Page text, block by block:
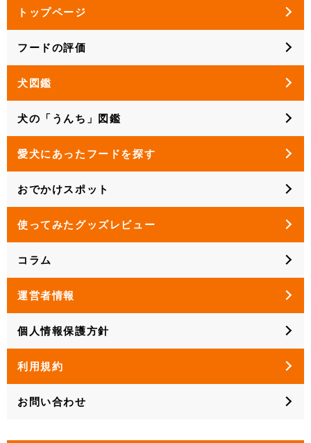
トップページ
フードの評価
犬図鑑
犬の「うんち」図鑑
愛犬にあったフードを探す
おでかけスポット
使ってみたグッズレビュー
コラム
運営者情報
個人情報保護方針
利用規約
お問い合わせ